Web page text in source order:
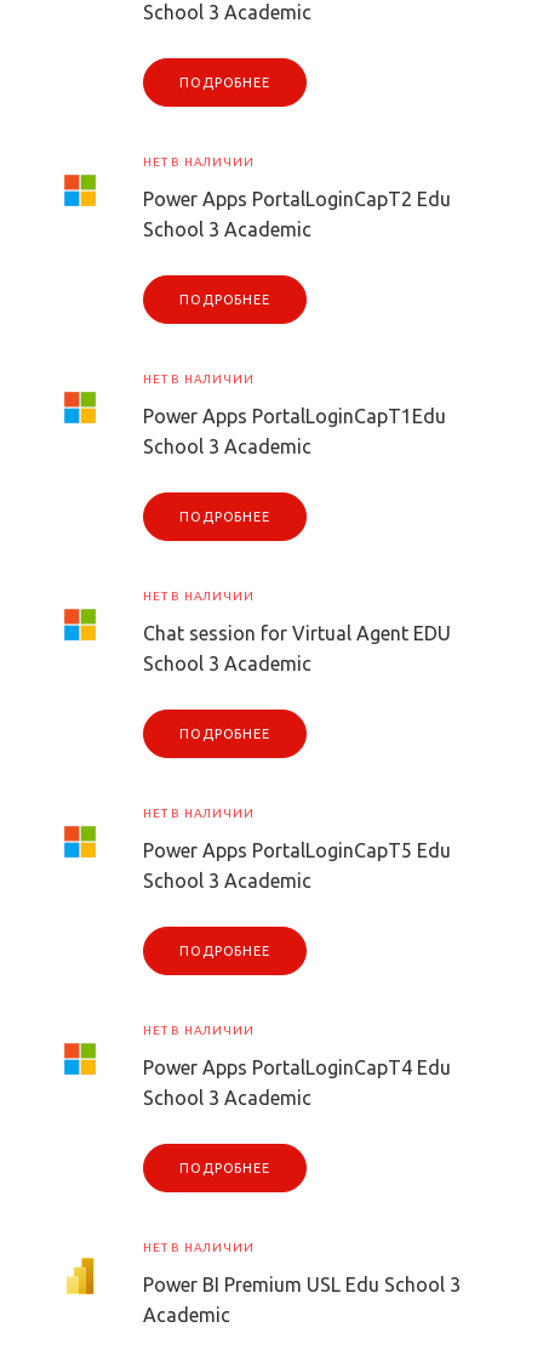
School 3 Academic
ПОДРОБНЕЕ
НЕТ В НАЛИЧИИ
Power Apps PortalLoginCapT2 Edu
School 3 Academic
ПОДРОБНЕЕ
НЕТ В НАЛИЧИИ
Power Apps PortalLoginCapT1Edu
School 3 Academic
ПОДРОБНЕЕ
НЕТ В НАЛИЧИИ
Chat session for Virtual Agent EDU
School 3 Academic
ПОДРОБНЕЕ
НЕТ В НАЛИЧИИ
Power Apps PortalLoginCapT5 Edu
School 3 Academic
ПОДРОБНЕЕ
НЕТ В НАЛИЧИИ
Power Apps PortalLoginCapT4 Edu
School 3 Academic
ПОДРОБНЕЕ
НЕТ В НАЛИЧИИ
Power BI Premium USL Edu School 3
Academic